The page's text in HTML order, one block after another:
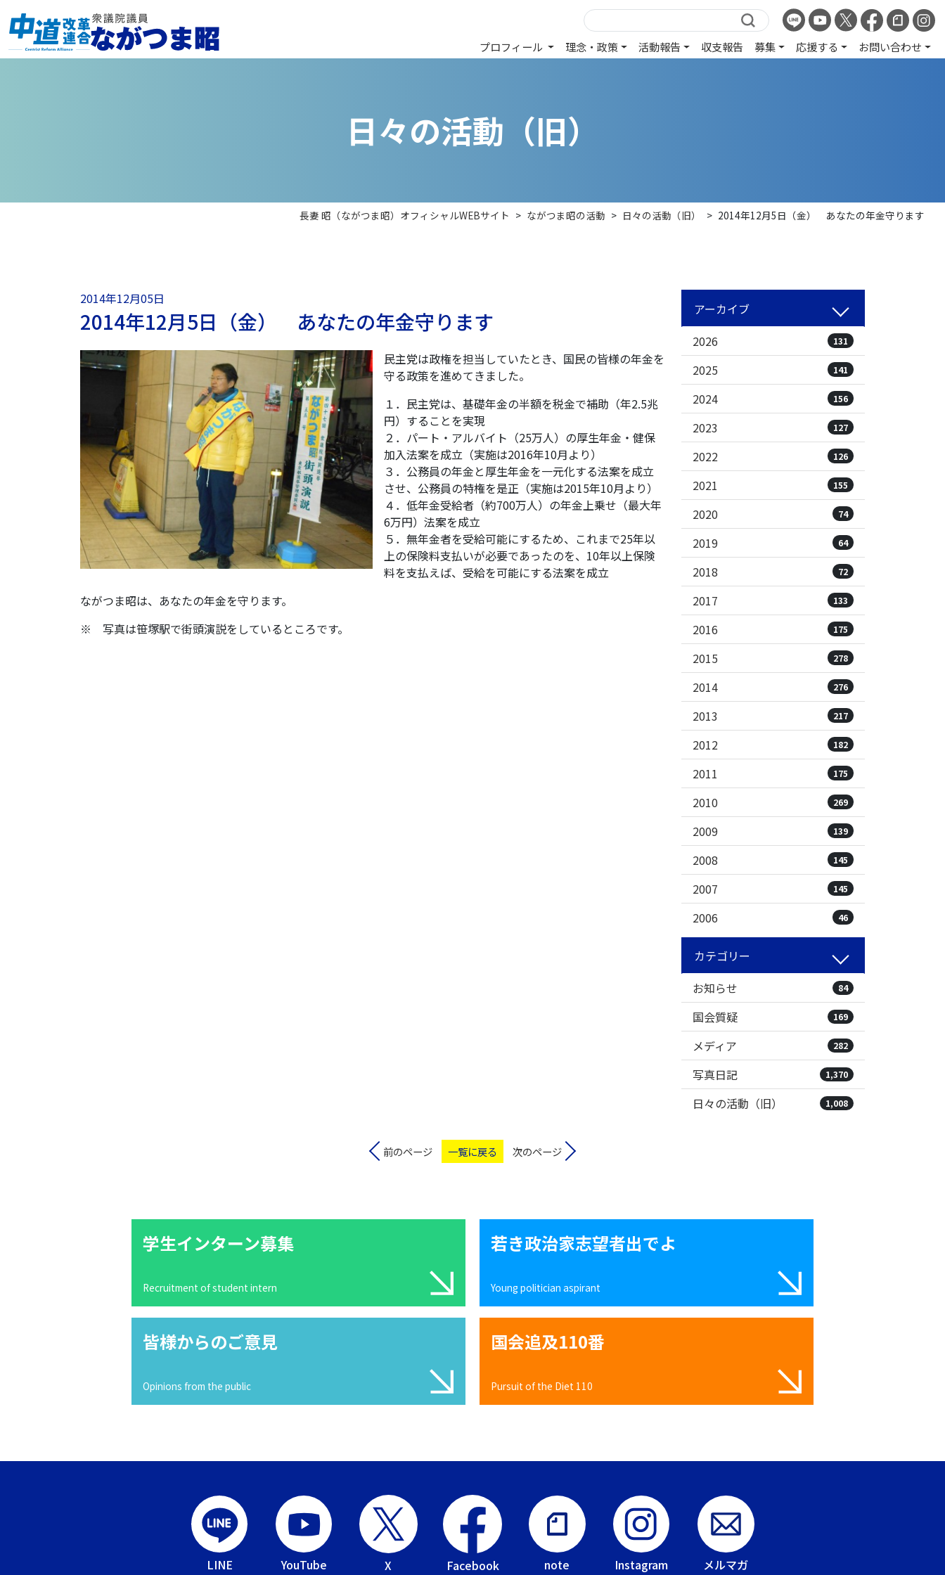
プロフィール 理念・政策 活動報告 収支報告 募集 応援する お問い合わせ
日々の活動 （旧）
長妻 昭（ながつま昭）オフィシャルWEBサイト > ながつま昭の活動 > 日々の活動（旧） > 2014年12月5日（金） あなたの年金守ります
2014年12月05日
2014年12月5日（金） あなたの年金守ります
民主党は政権を担当していたとき、国民の皆様の年金を
守る政策を進めてきました。
１．民主党は、基礎年金の半額を税金で補助（年2.5兆
円）することを実現
２．パート・アルバイト（25万人）の厚生年金・健保
加入法案を成立（実施は2016年10月より）
３．公務員の年金と厚生年金を一元化する法案を成立
させ、公務員の特権を是正（実施は2015年10月より）
４．低年金受給者（約700万人）の年金上乗せ（最大年
6万円）法案を成立
５．無年金者を受給可能にするため、これまで25年以
上の保険料支払いが必要であったのを、10年以上保険
料を支払えば、受給を可能にする法案を成立
ながつま昭は、あなたの年金を守ります。
※ 写真は笹塚駅で街頭演説をしているところです。
アーカイブ
2026
131
2025 141
2024 156
2023 127
2022 126
2021 155
2020 74
2019 64
2018 72
2017 133
2016 175
2015 278
2014 276
2013 217
2012 182
2011 175
2010 269
2009 139
2008 145
2007 145
2006 46
カテゴリー
お知らせ
84
国会質疑 169
メディア 282
写真日記 1,370
日々の活動（旧） 1,008
前のページ 一覧に戻る 次のページ
学生インターン募集
Recruitment of student intern
若き政治家志望者出でよ
Young politician aspirant
皆様からのご意見
Opinions from the public
国会追及110番
Pursuit of the Diet 110
LINE YouTube X Facebook note Instagram メルマガ